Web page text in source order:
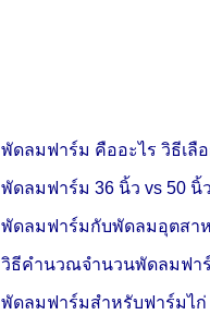
พัดลมฟาร์ม คืออะไร วิธีเลื
พัดลมฟาร์ม 36 นิ้ว vs 50 นิ้
พัดลมฟาร์มกับพัดลมอุตสาห
วิธีคำนวณจำนวนพัดลมฟา
พัดลมฟาร์มสำหรับฟาร์มไก่